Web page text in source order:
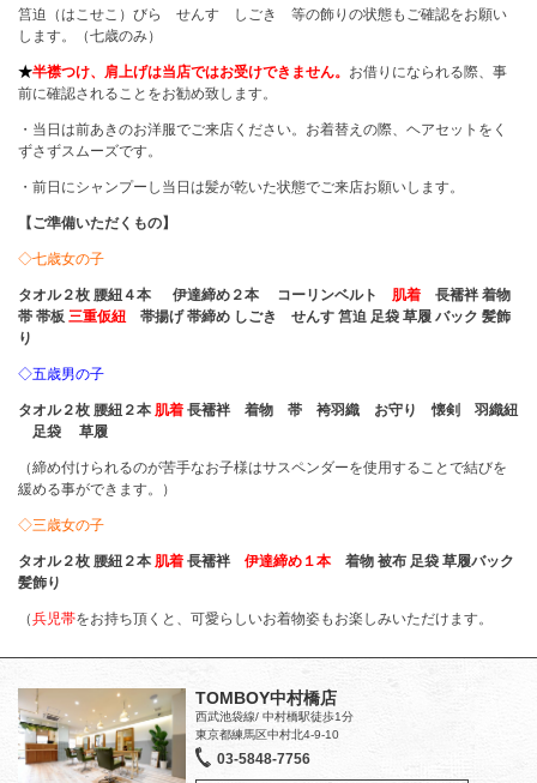
筥迫（はこせこ）びら せんす しごき 等の飾りの状態もご確認をお願い
します。（七歳のみ）
★半襟つけ、肩上げは当店ではお受けできません。 お借りになられる際、事
前に確認されることをお勧め致します。
・当日は前あきのお洋服でご来店ください。お着替えの際、ヘアセットをく
ずさずスムーズです。
・前日にシャンプーし当日は髪が乾いた状態でご来店お願いします。
【ご準備いただくもの】
◇七歳女の子
タオル２枚 腰紐４本 伊達締め２本 コーリンベルト 肌着 長襦袢 着物
帯 帯板 三重仮紐 帯揚げ 帯締め しごき せんす 筥迫 足袋 草履 バック 髪飾
り
◇五歳男の子
タオル２枚 腰紐２本 肌着 長襦袢 着物 帯 袴羽織 お守り 懐剣 羽織紐
足袋 草履
（締め付けられるのが苦手なお子様はサスペンダーを使用することで結びを
緩める事ができます。）
◇三歳女の子
タオル２枚 腰紐２本 肌着 長襦袢 伊達締め１本 着物 被布 足袋 草履バック
髪飾り
（兵児帯をお持ち頂くと、可愛らしいお着物姿もお楽しみいただけます。
TOMBOY中村橋店
西武池袋線/ 中村橋駅徒歩1分
東京都練馬区中村北4-9-10
03-5848-7756